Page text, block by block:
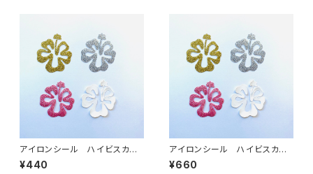
アイロンシール ハイビスカス・
小
¥440
アイロンシール ハイビスカス・
大
¥660